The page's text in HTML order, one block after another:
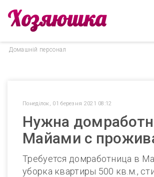
Домашнiй персонал
Понеділок, 01 березня 2021 08:12
Нужна
Майами с
Требуется домработница в
уборка квартиры 500 кв.м.,